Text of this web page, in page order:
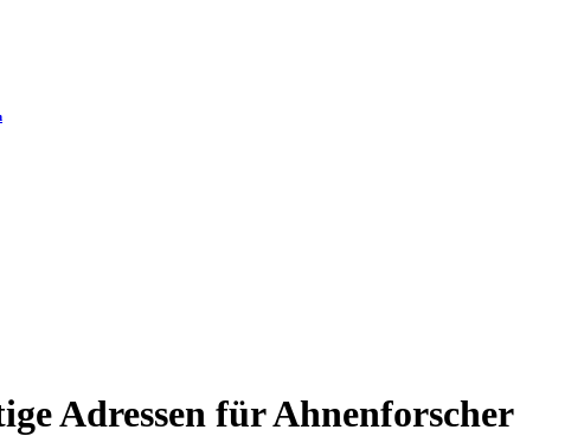
Adressen für Ahnenforscher